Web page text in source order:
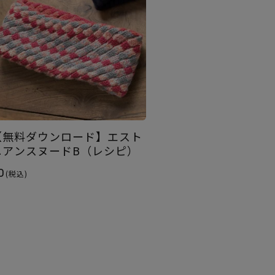
料ダウンロード】エスト
ンスヌードB（レシピ）
(税込)